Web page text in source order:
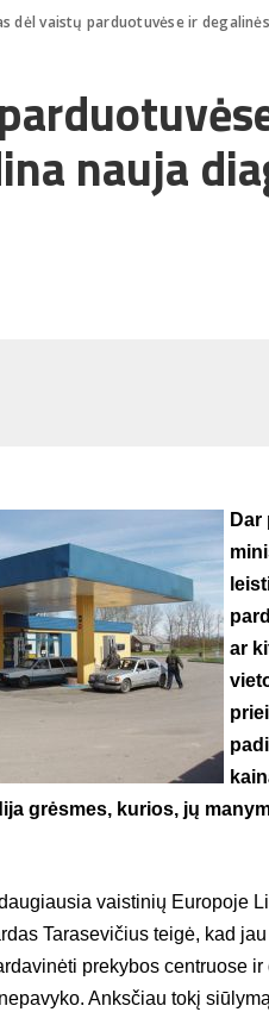
dėl vaistų parduotuvėse ir
nauja
ar
grėsmes, kurios, jų
vaistinių Europoje
Tarasevičius teigė, kad
prekybos centruose
Anksčiau tokį